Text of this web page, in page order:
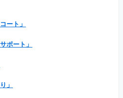
ート」
ポート」
」